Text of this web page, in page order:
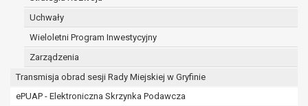
Uchwały
Wieloletni Program Inwestycyjny
Zarządzenia
Transmisja obrad sesji Rady Miejskiej w Gryfinie
ePUAP - Elektroniczna Skrzynka Podawcza
W związku z przetwarzaniem danych w celu
wskazanym w pkt. 3, dane osobowe mogą być
udostępniane innym upoważnionym odbiorcom lub
kategoriom odbiorców danych osobowych.
Odbiorcami mogą być:
podmioty, które przetwarzają dane
osobowe w imieniu administratora na